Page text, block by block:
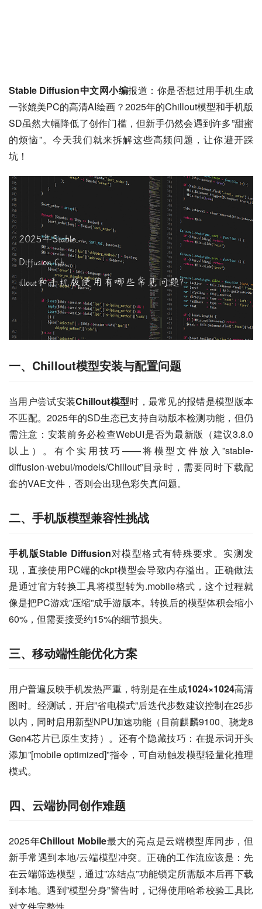
Stable Diffusion中文网小编报道：你是否想过用手机生成
一张媲美PC的高清AI绘画？2025年的Chillout模型和手机版
SD虽然大幅降低了创作门槛，但新手仍然会遇到许多”甜蜜
的烦恼”。今天我们就来拆解这些高频问题，让你避开踩
坑！
一、Chillout模型安装与配置问题
当用户尝试安装Chillout模型时，最常见的报错是模型版本
不匹配。2025年的SD生态已支持自动版本检测功能，但仍
需注意：安装前务必检查WebUI是否为最新版（建议3.8.0
以上）。有个实用技巧——将模型文件放入”stable-
diffusion-webui/models/Chillout”目录时，需要同时下载配
套的VAE文件，否则会出现色彩失真问题。
二、手机版模型兼容性挑战
手机版Stable Diffusion对模型格式有特殊要求。实测发
现，直接使用PC端的ckpt模型会导致内存溢出。正确做法
是通过官方转换工具将模型转为.mobile格式，这个过程就
像是把PC游戏”压缩”成手游版本。转换后的模型体积会缩小
60%，但需要接受约15%的细节损失。
三、移动端性能优化方案
用户普遍反映手机发热严重，特别是在生成1024×1024高清
图时。经测试，开启”省电模式”后迭代步数建议控制在25步
以内，同时启用新型NPU加速功能（目前麒麟9100、骁龙8
Gen4芯片已原生支持）。还有个隐藏技巧：在提示词开头
添加”[mobile optimized]”指令，可自动触发模型轻量化推理
模式。
四、云端协同创作难题
2025年Chillout Mobile最大的亮点是云端模型库同步，但
新手常遇到本地/云端模型冲突。正确的工作流应该是：先
在云端筛选模型，通过”冻结点”功能锁定所需版本后再下载
到本地。遇到”模型分身”警告时，记得使用哈希校验工具比
对文件完整性。